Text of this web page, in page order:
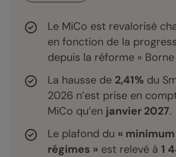
Le MiCo est revalorisé
en fonction de la
depuis la réforme «
La hausse de 2,41% du
2026 n’est prise en
MiCo qu’en janvier 2027.
Le plafond du «
régimes » est relevé à 1